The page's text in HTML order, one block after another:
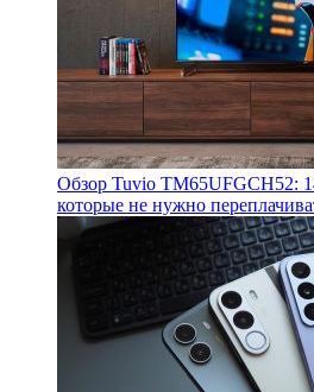
Обзор Tuvio TM65UFGCH52:
которые не нужно